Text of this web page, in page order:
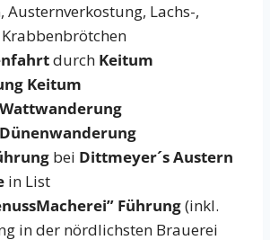
Austernverkostung, Lachs-,
durch Keitum
Keitum
bei Dittmeyer´s Austern
in List
Führung(inkl.
in der nördlichsten Brauerei